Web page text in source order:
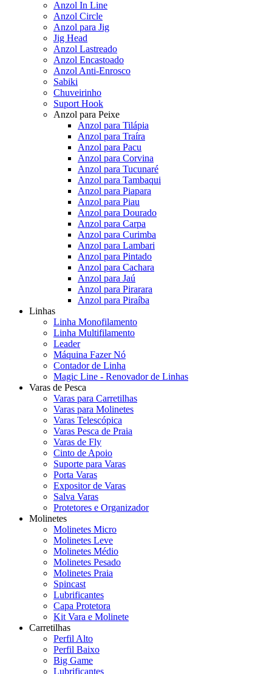
Anzol In Line
Anzol Circle
Anzol para Jig
Jig Head
Anzol Lastreado
Anzol Encastoado
Anzol Anti-Enrosco
Sabiki
Chuveirinho
Suport Hook
Anzol para Peixe
Anzol para Tilápia
Anzol para Traíra
Anzol para Pacu
Anzol para Corvina
Anzol para Tucunaré
Anzol para Tambaqui
Anzol para Piapara
Anzol para Piau
Anzol para Dourado
Anzol para Carpa
Anzol para Curimba
Anzol para Lambari
Anzol para Pintado
Anzol para Cachara
Anzol para Jaú
Anzol para Pirarara
Anzol para Piraíba
Linhas
Linha Monofilamento
Linha Multifilamento
Leader
Máquina Fazer Nó
Contador de Linha
Magic Line - Renovador de Linhas
Varas de Pesca
Varas para Carretilhas
Varas para Molinetes
Varas Telescópica
Varas Pesca de Praia
Varas de Fly
Cinto de Apoio
Suporte para Varas
Porta Varas
Expositor de Varas
Salva Varas
Protetores e Organizador
Molinetes
Molinetes Micro
Molinetes Leve
Molinetes Médio
Molinetes Pesado
Molinetes Praia
Spincast
Lubrificantes
Capa Protetora
Kit Vara e Molinete
Carretilhas
Perfil Alto
Perfil Baixo
Big Game
Lubrificantes